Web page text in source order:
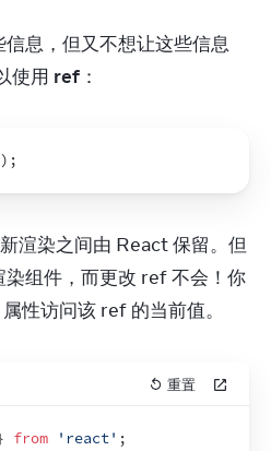
使用 ref ：
) ;
渲染之间由 React 保留。但
组件，而更改 ref 不会！你
属性访问该 ref 的当前值。
重置
from 'react' ;